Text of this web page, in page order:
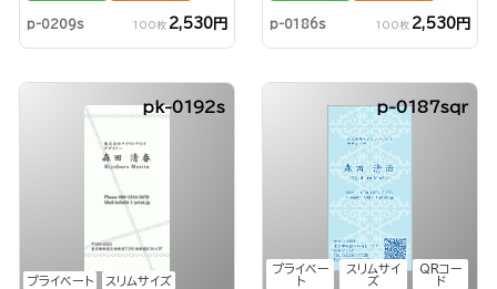
p-0209s 100枚 2,530円 p-0186s 100枚 2,530円
プライベート スリムサイズ
pk-0192s
プライベー
ト
スリムサイ
ズ
QRコー
ド
p-0187sqr